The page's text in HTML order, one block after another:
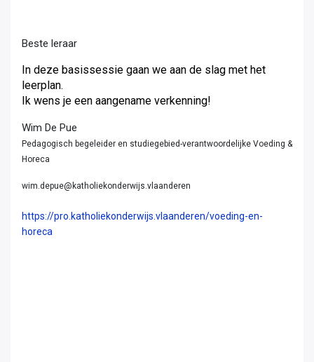
Beste leraar
In deze basissessie gaan we aan de slag met het
leerplan.
Ik wens je een aangename verkenning!
Wim De Pue
Pedagogisch begeleider en studiegebied-verantwoordelijke Voeding &
Horeca
wim.depue@katholiekonderwijs.vlaanderen
https://pro.katholiekonderwijs.vlaanderen/voeding-en-
horeca